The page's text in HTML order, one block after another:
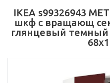
IKEA s99326943
шкф с вращающ
глянцевый